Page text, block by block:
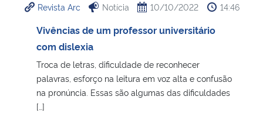
Ministério da Cidadania
Ministério de Minas e Energia
Ministério da Ciência, Tecnologia, Inovações e Comunicações
Revista Arc Notícia 10/10/2022 14:46
Vivências de um professor universitário
com dislexia
Troca de letras, dificuldade de reconhecer
palavras, esforço na leitura em voz alta e confusão
na pronúncia. Essas são algumas das dificuldades
[…]